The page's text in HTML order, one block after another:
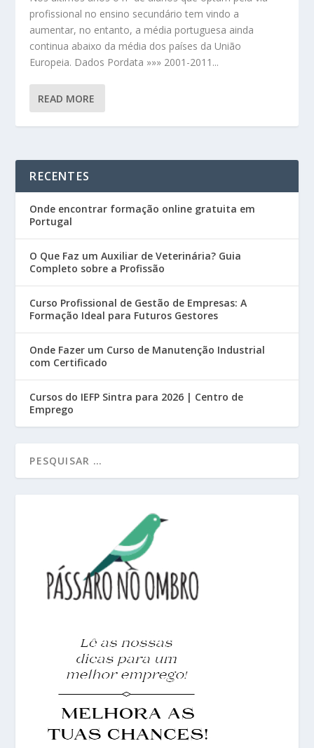
profissional no ensino secundário tem vindo a
aumentar, no entanto, a média portuguesa ainda
continua abaixo da média dos países da União
Europeia. Dados Pordata »»» 2001-2011...
READ MORE
RECENTES
Onde encontrar formação online gratuita em
Portugal
O Que Faz um Auxiliar de Veterinária? Guia
Completo sobre a Profissão
Curso Profissional de Gestão de Empresas: A
Formação Ideal para Futuros Gestores
Onde Fazer um Curso de Manutenção Industrial
com Certificado
Cursos do IEFP Sintra para 2026 | Centro de
Emprego